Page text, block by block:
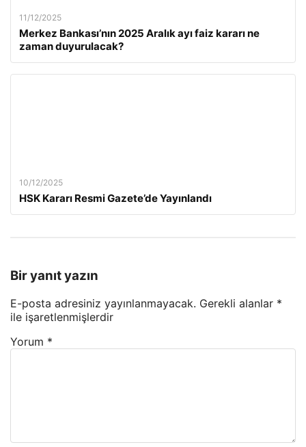
11/12/2025
Merkez Bankası’nın 2025 Aralık ayı faiz kararı ne
zaman duyurulacak?
10/12/2025
HSK Kararı Resmi Gazete’de Yayınlandı
Bir yanıt yazın
E-posta adresiniz yayınlanmayacak. Gerekli alanlar *
ile işaretlenmişlerdir
Yorum *